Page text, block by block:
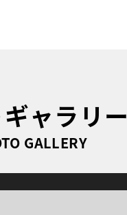
ャラリー
GALLERY